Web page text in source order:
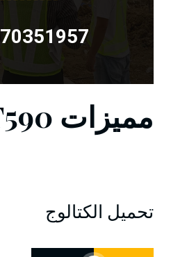
70351957(961+)
مميزات T590
تحميل الكتالوج